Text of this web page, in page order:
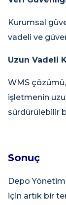
Kurumsal
vadeli ve
Uzun Vadeli
WMS
işletmenin
sürdürülebilir
Sonuç
Depo
için artık bir